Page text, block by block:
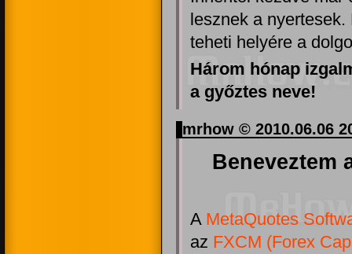
lesznek a
teheti helyére a
Három hónap
a győztes neve!
mrhow © 2010.06.06
Beneveztem
A MetaQuotes
az FXCM (Forex